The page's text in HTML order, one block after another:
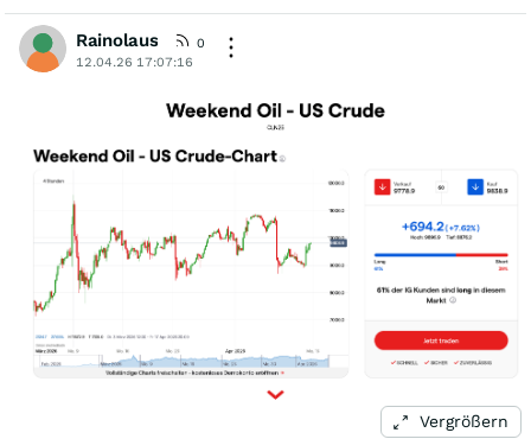
Rainolaus
0
12.04.26 17:07:16
Vergrößern